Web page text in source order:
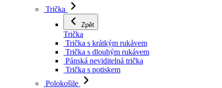
Trička
Zpět
Trička
Trička s krátkým rukávem
Trička s dlouhým rukávem
Pánská neviditelná trička
Trička s potiskem
Polokošile